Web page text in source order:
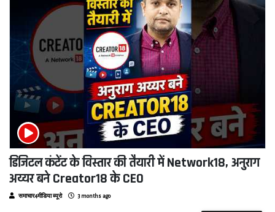
डिजिटल कंटेंट के विस्तार की तैयारी में Network18, अनुराग
अय्यर बने Creator18 के CEO
समाचार4मीडिया ब्यूरो 3 months ago